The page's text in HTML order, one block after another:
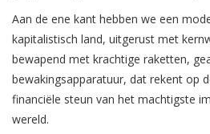
Aan de ene kant hebben we een
kapitalistisch land, uitgerust met
bewapend met krachtige raketten,
bewakingsapparatuur, dat rekent op
financiële steun van het machtigste
wereld.